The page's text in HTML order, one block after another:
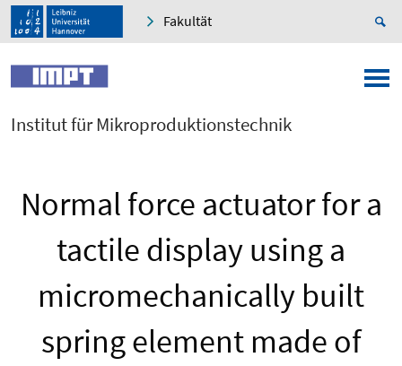
Fakultät
Institut für Mikroproduktionstechnik
Normal force actuator for a
tactile display using a
micromechanically built
spring element made of